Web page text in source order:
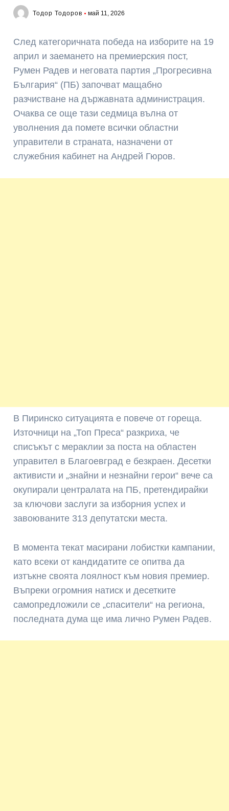
Тодор Тодоров май 11, 2026
След категоричната победа на изборите на 19
април и заемането на премиерския пост,
Румен Радев и неговата партия „Прогресивна
България“ (ПБ) започват мащабно
разчистване на държавната администрация.
Очаква се още тази седмица вълна от
уволнения да помете всички областни
управители в страната, назначени от
служебния кабинет на Андрей Гюров.
В Пиринско ситуацията е повече от гореща.
Източници на „Топ Преса“ разкриха, че
списъкът с мераклии за поста на областен
управител в Благоевград е безкраен. Десетки
активисти и „знайни и незнайни герои“ вече са
окупирали централата на ПБ, претендирайки
за ключови заслуги за изборния успех и
завоюваните 313 депутатски места.
В момента текат масирани лобистки кампании,
като всеки от кандидатите се опитва да
изтъкне своята лоялност към новия премиер.
Въпреки огромния натиск и десетките
самопредложили се „спасители“ на региона,
последната дума ще има лично Румен Радев.